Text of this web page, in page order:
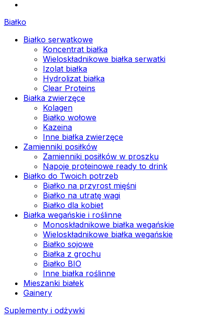
Białko
Białko serwatkowe
Koncentrat białka
Wieloskładnikowe białka serwatki
Izolat białka
Hydrolizat białka
Clear Proteins
Białka zwierzęce
Kolagen
Białko wołowe
Kazeina
Inne białka zwierzęce
Zamienniki posiłków
Zamienniki posiłków w proszku
Napoje proteinowe ready to drink
Białko do Twoich potrzeb
Białko na przyrost mięśni
Białko na utratę wagi
Białko dla kobiet
Białka wegańskie i roślinne
Monoskładnikowe białka wegańskie
Wieloskładnikowe białka wegańskie
Białko sojowe
Białka z grochu
Białko BIO
Inne białka roślinne
Mieszanki białek
Gainery
Suplementy i odżywki